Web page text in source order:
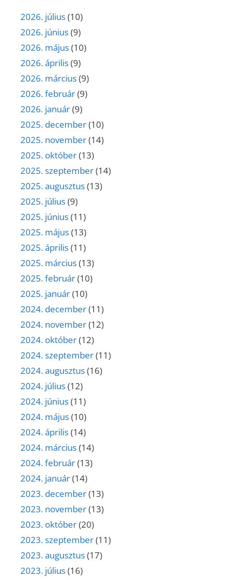
2026. július(10)
2026. június(9)
2026. május(10)
2026. április(9)
2026. március(9)
2026. február(9)
2026. január(9)
2025. december(10)
2025. november(14)
2025. október(13)
2025. szeptember(14)
2025. augusztus(13)
2025. július(9)
2025. június(11)
2025. május(13)
2025. április(11)
2025. március(13)
2025. február(10)
2025. január(10)
2024. december(11)
2024. november(12)
2024. október(12)
2024. szeptember(11)
2024. augusztus(16)
2024. július(12)
2024. június(11)
2024. május(10)
2024. április(14)
2024. március(14)
2024. február(13)
2024. január(14)
2023. december(13)
2023. november(13)
2023. október(20)
2023. szeptember(11)
2023. augusztus(17)
2023. július(16)